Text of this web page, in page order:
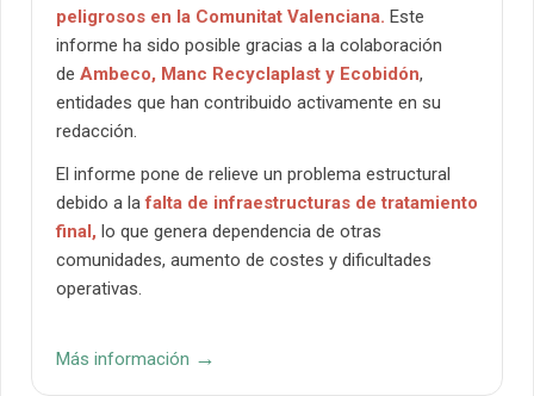
peligrosos en la Comunitat Valenciana. Este
informe ha sido posible gracias a la colaboración
de Ambeco, Manc Recyclaplast y Ecobidón,
entidades que han contribuido activamente en su
redacción.
El informe pone de relieve un problema estructural
debido a la falta de infraestructuras de tratamiento
final, lo que genera dependencia de otras
comunidades, aumento de costes y dificultades
operativas.
Más información →